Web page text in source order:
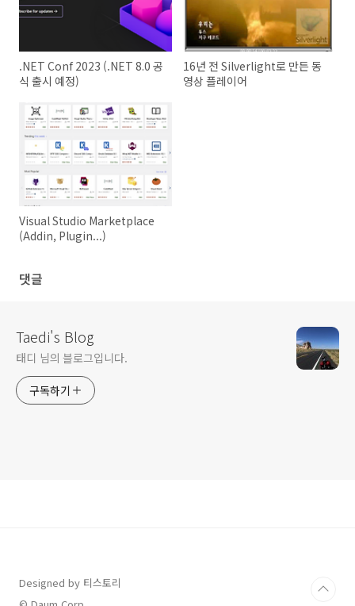
.NET Conf 2023 (.NET 8.0 공
식 출시 예정)
16년 전 Silverlight로 만든 동
영상 플레이어
Visual Studio Marketplace
(Addin, Plugin...)
댓글
Taedi's Blog
태디 님의 블로그입니다.
구독하기
Designed by 티스토리